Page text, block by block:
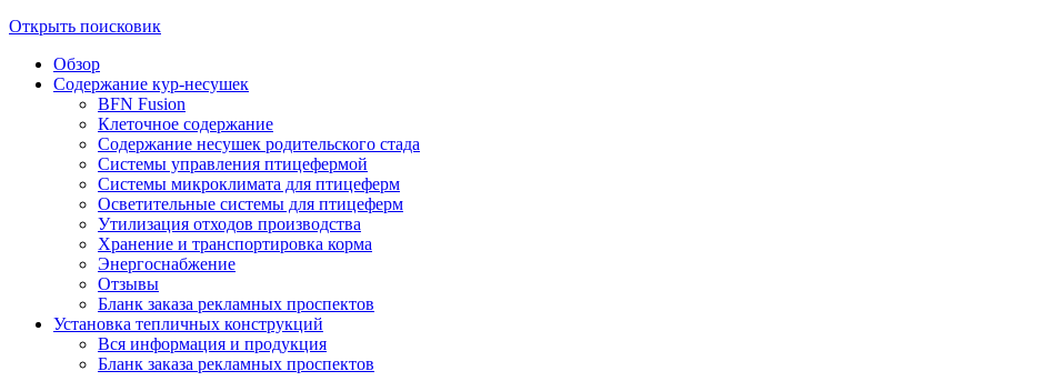
Открыть поисковик
Обзор
Содержание кур-несушек
BFN Fusion
Клеточное содержание
Содержание несушек родительского стада
Системы управления птицефермой
Системы микроклимата для птицеферм
Осветительные системы для птицеферм
Утилизация отходов производства
Хранение и транспортировка корма
Энергоснабжение
Отзывы
Бланк заказа рекламных проспектов
Установка тепличных конструкций
Вся информация и продукция
Бланк заказа рекламных проспектов